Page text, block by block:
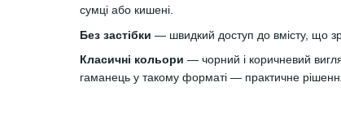
сумці або кишені.
Без застібки — швидкий доступ до вмісту, що
Класичні кольори — чорний і коричневий
гаманець у такому форматі — практичне